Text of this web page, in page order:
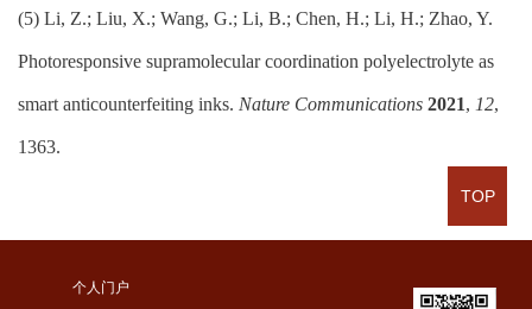
(5) Li, Z.; Liu, X.; Wang, G.; Li, B.; Chen, H.; Li, H.; Zhao, Y.
Photoresponsive supramolecular coordination polyelectrolyte as
smart anticounterfeiting inks. Nature Communications 2021, 12,
1363.
个人门户
TOP